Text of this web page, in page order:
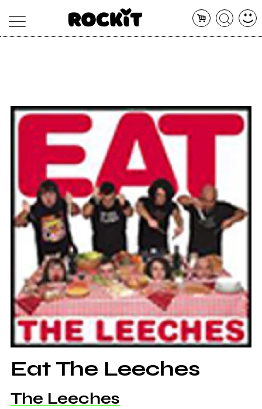
ARTISTI
CONCERTI
SHOP
RADIO
Eat The Leeches
The Leeches